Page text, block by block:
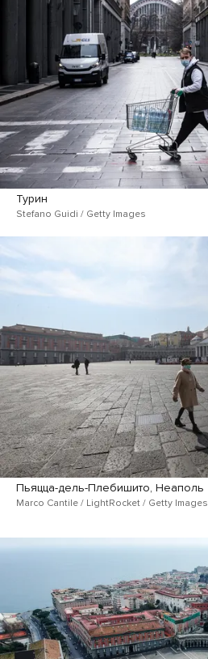
Турин
Stefano Guidi / Getty Images
Пьяцца-дель-Плебишито, Неаполь
Marco Cantile / LightRocket / Getty Images